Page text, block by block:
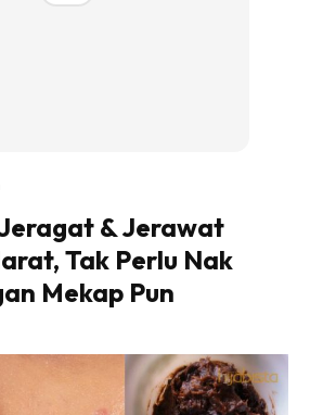
& Jerawat
Tak Perlu Nak
Mekap Pun